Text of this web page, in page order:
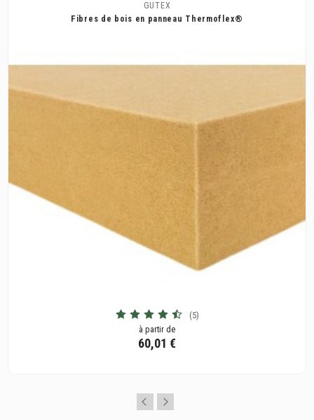
GUTEX
Fibres de bois en panneau Thermoflex®
à partir de
60,01 €
(5)